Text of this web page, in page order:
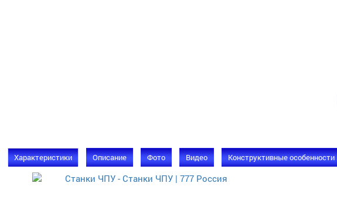
Характеристики Описание Фото Видео Конструктивные особенности